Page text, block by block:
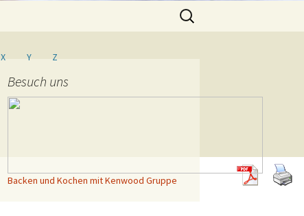
Suche
nach:
X Y Z
Besuch uns
Backen und Kochen mit Kenwood Gruppe